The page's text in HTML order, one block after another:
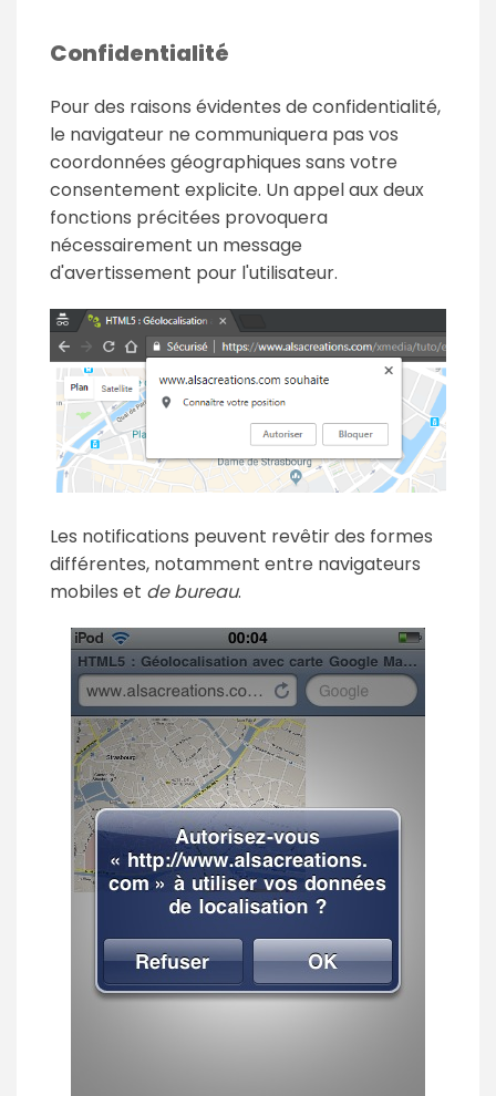
Confidentialité
Pour des raisons évidentes de confidentialité,
le navigateur ne communiquera pas vos
coordonnées géographiques sans votre
consentement explicite. Un appel aux deux
fonctions précitées provoquera
nécessairement un message
d'avertissement pour l'utilisateur.
Les notifications peuvent revêtir des formes
différentes, notamment entre navigateurs
mobiles et de bureau.